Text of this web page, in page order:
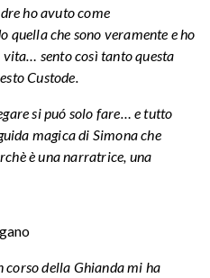
ho avuto come
quella che sono veramente e ho
sento così tanto questa
Custode.
si puó solo fare… e tutto
magica di Simona che
è una narratrice, una
corso della Ghianda mi ha